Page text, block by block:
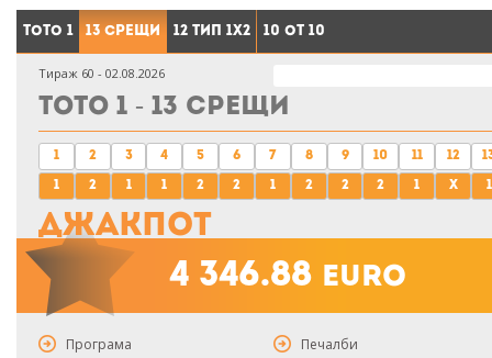
Тото 1 13 срещи 12 тип 1X2 10 от 10
Тираж 60 - 02.08.2026
Тото 1 - 13 срещи
1
1
2
2
3
1
4
1
5
2
6
2
7
1
8
2
9
2
10
2
11
1
12
x 1
Джакпот
4 346.88 euro
Програма Печалби